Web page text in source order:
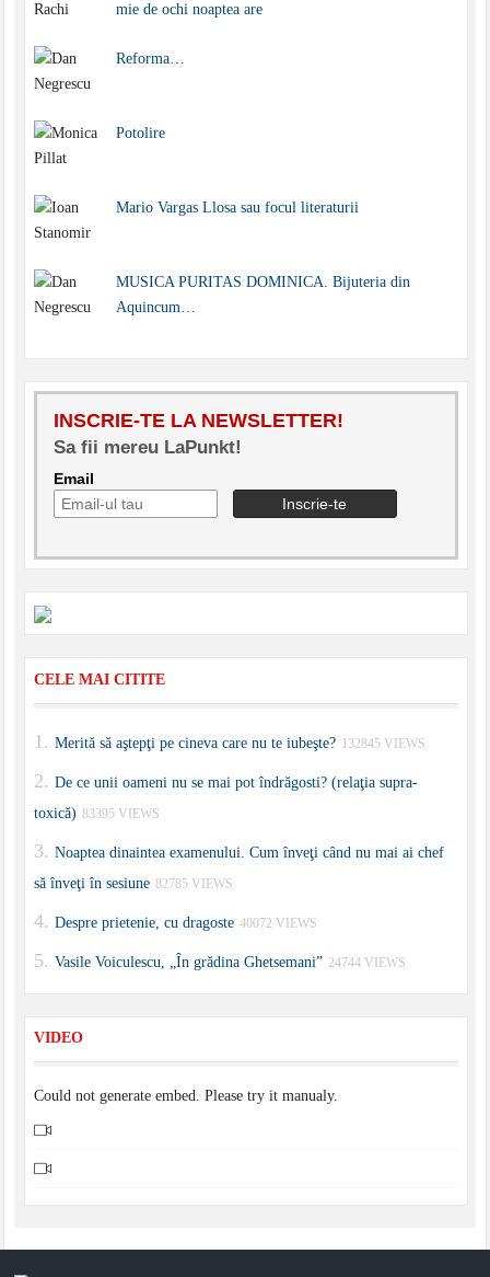
mie de ochi noaptea are
Reforma…
Potolire
Mario Vargas Llosa sau focul literaturii
MUSICA PURITAS DOMINICA. Bijuteria din
Aquincum…
INSCRIE-TE LA NEWSLETTER!
Sa fii mereu LaPunkt!
Email
CELE MAI CITITE
Merită să aştepţi pe cineva care nu te iubeşte? 132845 VIEWS
De ce unii oameni nu se mai pot îndrăgosti? (relaţia supra-
toxică) 83395 VIEWS
Noaptea dinaintea examenului. Cum înveţi când nu mai ai chef
să înveţi în sesiune 82785 VIEWS
Despre prietenie, cu dragoste 40072 VIEWS
Vasile Voiculescu, „În grădina Ghetsemani” 24744 VIEWS
VIDEO
Could not generate embed. Please try it manualy.